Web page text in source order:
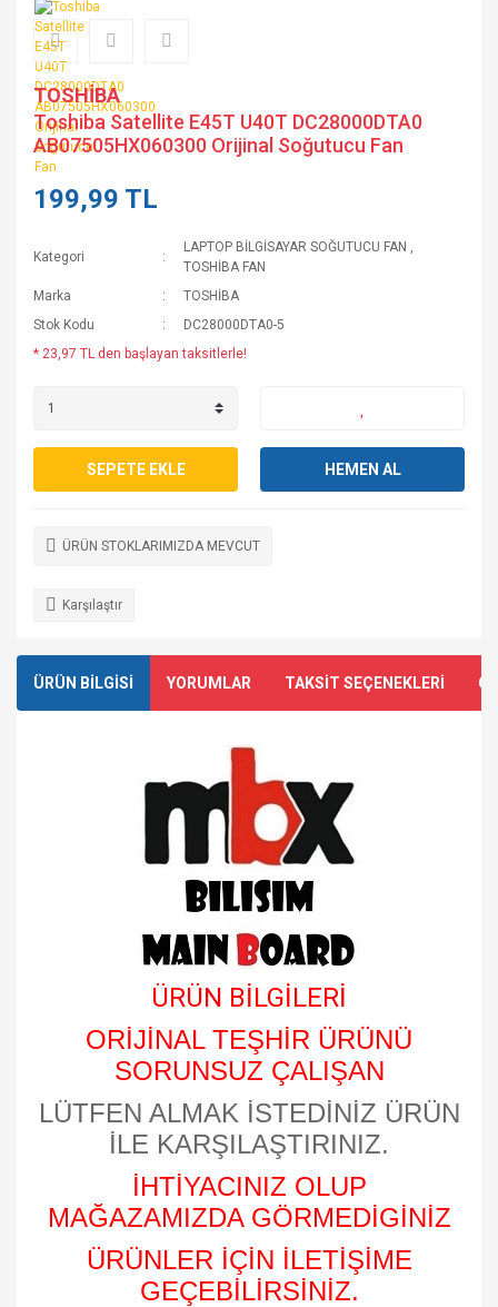
TOSHİBA
Toshiba Satellite E45T U40T DC28000DTA0
AB07505HX060300 Orijinal Soğutucu Fan
199,99 TL
Kategori
LAPTOP BİLGİSAYAR SOĞUTUCU FAN ,
TOSHİBA FAN
Marka
TOSHİBA
Stok Kodu
DC28000DTA0-5
* 23,97 TL den başlayan taksitlerle!
SEPETE EKLE HEMEN AL
ÜRÜN STOKLARIMIZDA MEVCUT
Karşılaştır
ÜRÜN BİLGİSİ YORUMLAR TAKSİT SEÇENEKLERİ
ÜRÜN BİLGİLERİ
ORİJİNAL TEŞHİR ÜRÜNÜ
SORUNSUZ ÇALIŞAN
LÜTFEN ALMAK İSTEDİNİZ ÜRÜN
İLE KARŞILAŞTIRINIZ.
İHTİYACINIZ OLUP
MAĞAZAMIZDA GÖRMEDİGİNİZ
ÜRÜNLER İÇİN İLETİŞİME
GEÇEBİLİRSİNİZ.